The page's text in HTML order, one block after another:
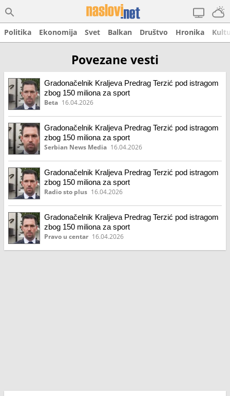
Politika Ekonomija Svet Balkan Društvo Hronika
Povezane vesti
Gradonačelnik Kraljeva Predrag Terzić pod istragom
zbog 150 miliona za sport
Beta 16.04.2026
Gradonačelnik Kraljeva Predrag Terzić pod istragom
zbog 150 miliona za sport
Serbian News Media 16.04.2026
Gradonačelnik Kraljeva Predrag Terzić pod istragom
zbog 150 miliona za sport
Radio sto plus 16.04.2026
Gradonačelnik Kraljeva Predrag Terzić pod istragom
zbog 150 miliona za sport
Pravo u centar 16.04.2026